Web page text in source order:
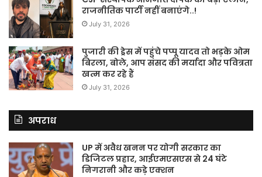
राजनीतिक पार्टी नहीं बनाएंगे..!
July 31, 2026
पुजारी की ड्रेस में पहुंचे पप्पू यादव तो भड़के ओम
बिरला, बोले, आप संसद की मर्यादा और पवित्रता
खत्म कर रहे हैं
July 31, 2026
अपराध
UP में अवैध खनन पर योगी सरकार का
डिजिटल प्रहार, आईएमएसएस से 24 घंटे
निगरानी और कड़े एक्शन